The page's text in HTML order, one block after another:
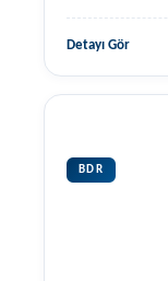
Detayı Gör
BDR